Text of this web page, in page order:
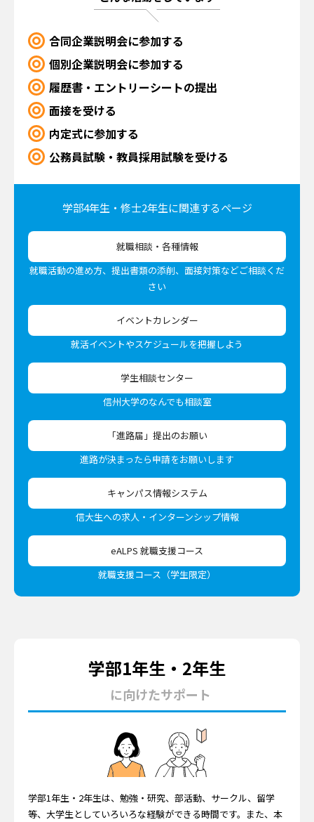
合同企業説明会に参加する
個別企業説明会に参加する
履歴書・エントリーシートの提出
面接を受ける
内定式に参加する
公務員試験・教員採用試験を受ける
学部4年生・修士2年生に関連するページ
就職相談・各種情報
就職活動の進め方、提出書類の添削、面接対策などご相談くだ
さい
イベントカレンダー
就活イベントやスケジュールを把握しよう
学生相談センター
信州大学のなんでも相談室
「進路届」提出のお願い
進路が決まったら申請をお願いします
キャンパス情報システム
信大生への求人・インターンシップ情報
eALPS 就職支援コース
就職支援コース（学生限定）
学部1年生・2年生
に向けたサポート
学部1年生・2年生は、勉強・研究、部活動、サークル、留学
等、大学生としていろいろな経験ができる時間です。また、本